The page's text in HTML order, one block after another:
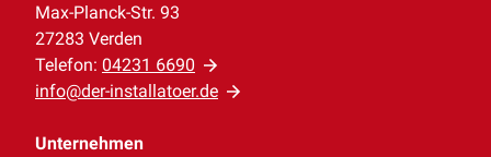
Max-Planck-Str. 93
27283 Verden
Telefon: 04231 6690
info@der-installatoer.de
Unternehmen